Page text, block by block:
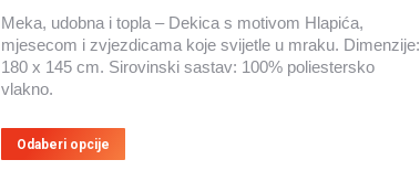
proizvoda
Meka, udobna i topla – Dekica s motivom Hlapića,
mjesecom i zvjezdicama koje svijetle u mraku. Dimenzije:
180 x 145 cm. Sirovinski sastav: 100% poliestersko
vlakno.
Odaberi opcije
proizvod